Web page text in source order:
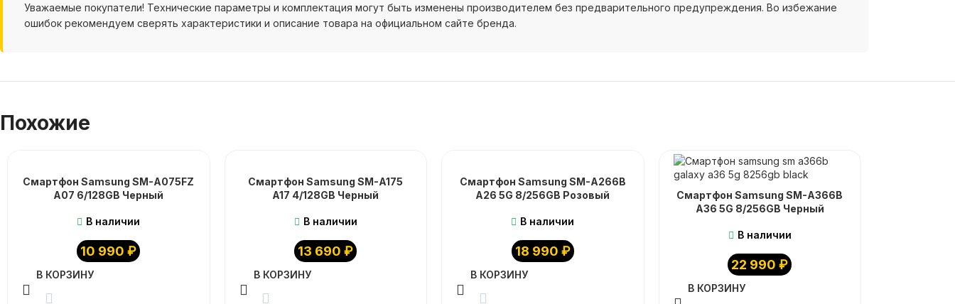
Уважаемые покупатели! Технические параметры и комплектация могут быть изменены производителем без предварительного предупреждения. Во избежание
ошибок рекомендуем сверять характеристики и описание товара на официальном сайте бренда.
Похожие
Смартфон Samsung SM-A075FZ
A07 6/128GB Черный
В наличии
10 990₽
В КОРЗИНУ
Смартфон Samsung SM-A175
A17 4/128GB Черный
В наличии
13 690₽
В КОРЗИНУ
Смартфон Samsung SM-A266B
A26 5G 8/256GB Розовый
В наличии
18 990 ₽
В КОРЗИНУ
Смартфон Samsung SM-A366B
A36 5G 8/256GB Черный
В наличии
22 990₽
В КОРЗИНУ